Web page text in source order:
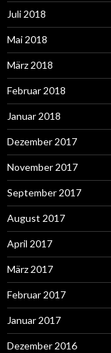
Juli 2018
Mai 2018
März 2018
Februar 2018
Januar 2018
Dezember 2017
November 2017
September 2017
August 2017
April 2017
März 2017
Februar 2017
Januar 2017
Dezember 2016